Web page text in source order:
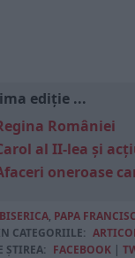
ediție ...
României
al II-lea și
oneroase
BISERICA, PAPA FRANCISC
CATEGORIILE:
ȘTIREA: FACEBOOK |